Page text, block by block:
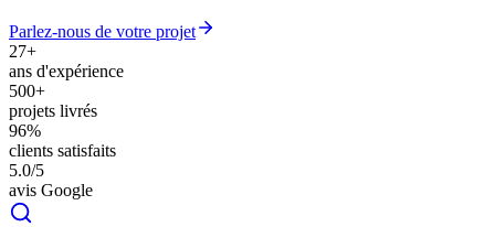
Parlez-nous de votre projet
27+
ans d'expérience
500+
projets livrés
96%
clients satisfaits
5.0/5
avis Google